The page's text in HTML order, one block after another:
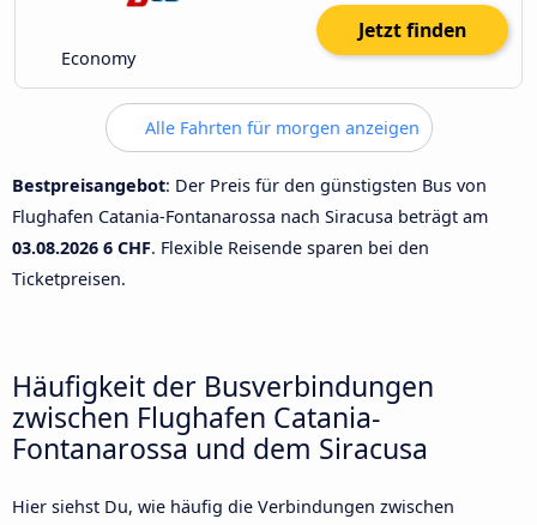
Economy
Jetzt finden
Alle Fahrten für morgen anzeigen
Bestpreisangebot: Der Preis für den günstigsten Bus von
Flughafen Catania-Fontanarossa nach Siracusa beträgt am
03.08.2026 6 CHF. Flexible Reisende sparen bei den
Ticketpreisen.
Häufigkeit der Busverbindungen
zwischen Flughafen Catania-
Fontanarossa und dem Siracusa
Hier siehst Du, wie häufig die Verbindungen zwischen